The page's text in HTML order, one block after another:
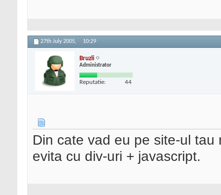
27th July 2005, 10:29
Bruzli
Administrator
Reputatie: 44
Din cate vad eu pe site-ul
evita cu div-uri + javascript.